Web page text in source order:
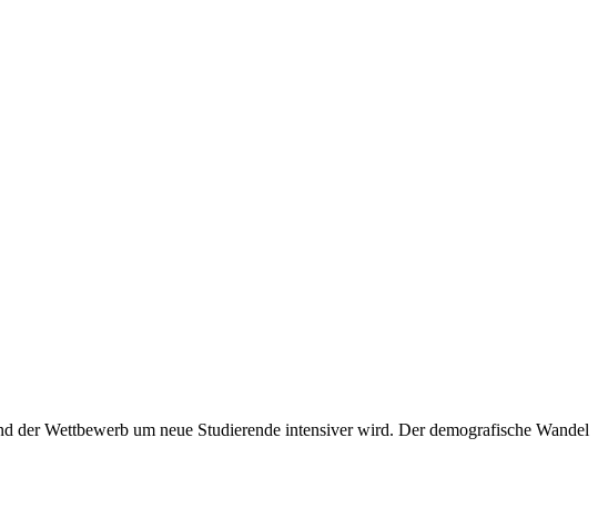
Wettbewerb um neue Studierende intensiver wird. Der demografische Wandel